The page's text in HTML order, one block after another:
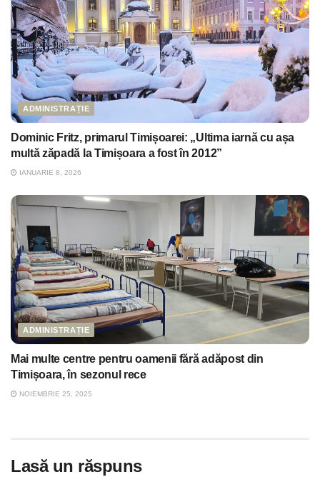
ADMINISTRAȚIE
Dominic Fritz, primarul Timișoarei: „Ultima iarnă cu așa
multă zăpadă la Timișoara a fost în 2012”
IANUARIE 8, 2026
ADMINISTRAȚIE
Mai multe centre pentru oamenii fără adăpost din
Timișoara, în sezonul rece
NOIEMBRIE 25, 2025
Lasă un răspuns